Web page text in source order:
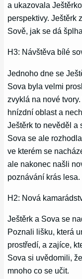
a ukazovala
perspektivy. Ještěrk
Sově, jak se dá
H3: Návštěva bílé
Jednoho dne se
Sova byla velmi
zvyklá na nové
hnízdní oblast a
Ještěrk to nevěděl a
Sova se ale
ve kterém se
ale nakonec našli
poznávání krás lesa.
H2: Nová
Ještěrk a Sova se
Poznali lišku, která
prostředí, a zajíce,
Sova si uvědomili,
mnoho co se učit.